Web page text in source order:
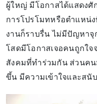
ผู้ใหญ่ มีโอกาสได้แสดงศั
การโปรโมทหรือตำแหน่
งานก็ราบรื่น ไม่มีปัญหาจุ
โสดมีโอกาสเจอคนถูกใจ
สังคมที่ทำร่วมกัน ส่วนค
ขึ้น มีความเข้าใจและสนั